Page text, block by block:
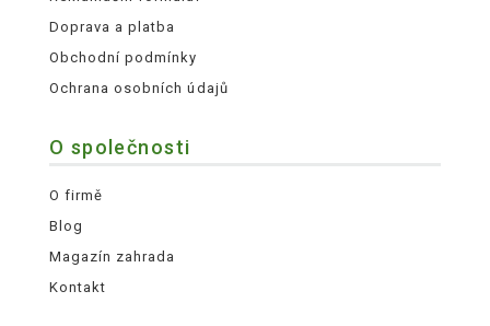
Doprava a platba
Obchodní podmínky
Ochrana osobních údajů
O společnosti
O firmě
Blog
Magazín zahrada
Kontakt